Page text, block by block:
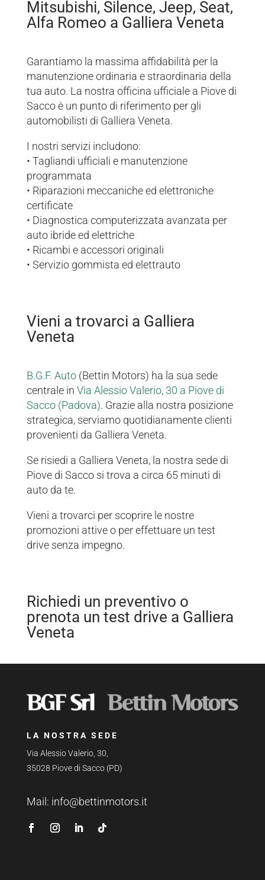
Mitsubishi, Silence, Jeep, Seat,
Alfa Romeo a Galliera Veneta
Garantiamo la massima affidabilità per la
manutenzione ordinaria e straordinaria della
tua auto. La nostra officina ufficiale a Piove di
Sacco è un punto di riferimento per gli
automobilisti di Galliera Veneta.
I nostri servizi includono:
• Tagliandi ufficiali e manutenzione
programmata
• Riparazioni meccaniche ed elettroniche
certificate
• Diagnostica computerizzata avanzata per
auto ibride ed elettriche
• Ricambi e accessori originali
• Servizio gommista ed elettrauto
Vieni a trovarci a Galliera
Veneta
B.G.F. Auto(Bettin Motors) ha la sua sede
centrale in Via Alessio Valerio, 30 a Piove di
Sacco (Padova). Grazie alla nostra posizione
strategica, serviamo quotidianamente clienti
provenienti da Galliera Veneta.
Se risiedi a Galliera Veneta, la nostra sede di
Piove di Sacco si trova a circa 65 minuti di
auto da te.
Vieni a trovarci per scoprire le nostre
promozioni attive o per effettuare un test
drive senza impegno.
Richiedi un preventivo o
prenota un test drive a Galliera
Veneta
LA NOSTRA SEDE
Via Alessio Valerio, 30,
35028 Piove di Sacco (PD)
Mail: info@bettinmotors.it